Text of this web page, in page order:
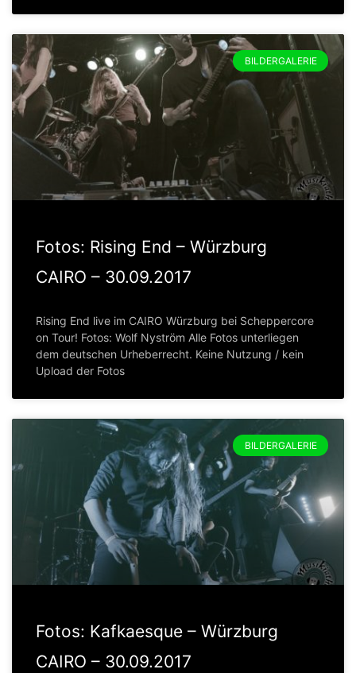
BILDERGALERIE
Fotos: Rising End – Würzburg
CAIRO – 30.09.2017
Rising End live im CAIRO Würzburg bei Scheppercore
on Tour! Fotos: Wolf Nyström Alle Fotos unterliegen
dem deutschen Urheberrecht. Keine Nutzung / kein
Upload der Fotos
BILDERGALERIE
Fotos: Kafkaesque – Würzburg
CAIRO – 30.09.2017